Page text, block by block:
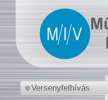
Versenyfelhívás